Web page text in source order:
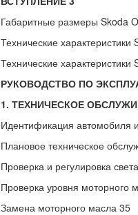
Габаритные размеры Skoda
Технические характеристики
Технические
РУКОВОДСТВО ПО
1. ТЕХНИЧЕСКОЕ
Идентификация автомобиля и
Плановое техническое
Проверка и регулировка
Проверка уровня моторного
Замена моторного масла 35